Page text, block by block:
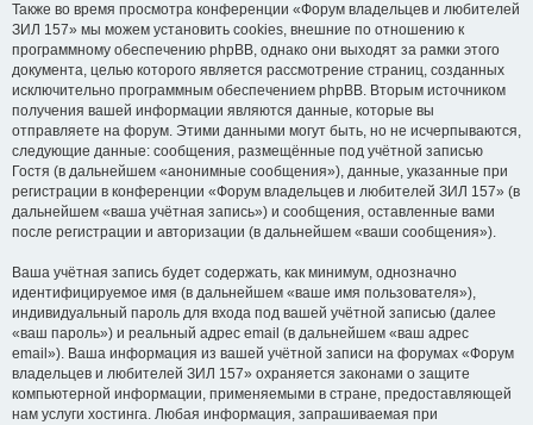
Также во время просмотра конференции «Форум владельцев и любителей
ЗИЛ 157» мы можем установить cookies, внешние по отношению к
программному обеспечению phpBB, однако они выходят за рамки этого
документа, целью которого является рассмотрение страниц, созданных
исключительно программным обеспечением phpBB. Вторым источником
получения вашей информации являются данные, которые вы
отправляете на форум. Этими данными могут быть, но не исчерпываются,
следующие данные: сообщения, размещённые под учётной записью
Гостя (в дальнейшем «анонимные сообщения»), данные, указанные при
регистрации в конференции «Форум владельцев и любителей ЗИЛ 157» (в
дальнейшем «ваша учётная запись») и сообщения, оставленные вами
после регистрации и авторизации (в дальнейшем «ваши сообщения»).
Ваша учётная запись будет содержать, как минимум, однозначно
идентифицируемое имя (в дальнейшем «ваше имя пользователя»),
индивидуальный пароль для входа под вашей учётной записью (далее
«ваш пароль») и реальный адрес email (в дальнейшем «ваш адрес
email»). Ваша информация из вашей учётной записи на форумах «Форум
владельцев и любителей ЗИЛ 157» охраняется законами о защите
компьютерной информации, применяемыми в стране, предоставляющей
нам услуги хостинга. Любая информация, запрашиваемая при